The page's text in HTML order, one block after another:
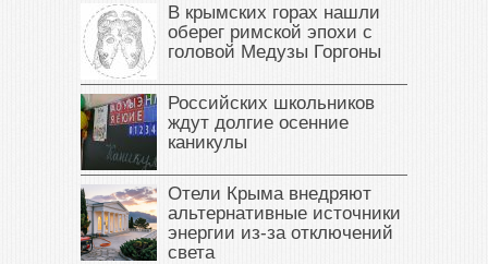
В крымских горах нашли
оберег римской эпохи с
головой Медузы Горгоны
Российских школьников
ждут долгие осенние
каникулы
Отели Крыма внедряют
альтернативные источники
энергии из-за отключений
света